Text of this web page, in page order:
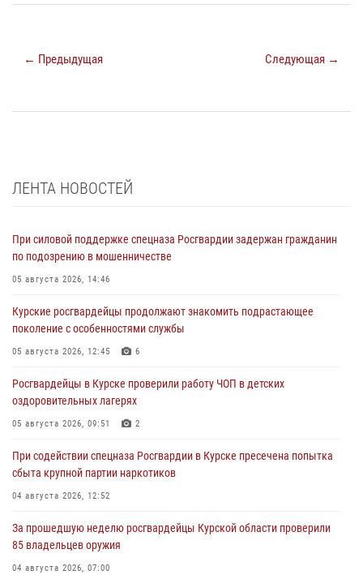
← Предыдущая Следующая →
ЛЕНТА НОВОСТЕЙ
При силовой поддержке спецназа Росгвардии задержан гражданин
по подозрению в мошенничестве
05 августа 2026, 14:46
Курские росгвардейцы продолжают знакомить подрастающее
поколение с особенностями службы
05 августа 2026, 12:45 6
Росгвардейцы в Курске проверили работу ЧОП в детских
оздоровительных лагерях
05 августа 2026, 09:51 2
При содействии спецназа Росгвардии в Курске пресечена попытка
сбыта крупной партии наркотиков
04 августа 2026, 12:52
За прошедшую неделю росгвардейцы Курской области проверили
85 владельцев оружия
04 августа 2026, 07:00